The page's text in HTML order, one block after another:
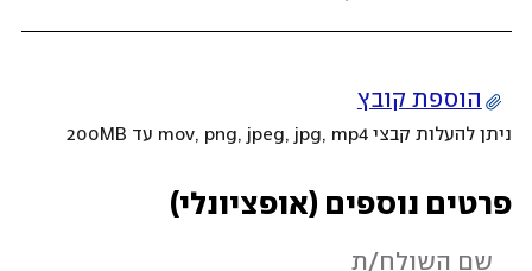
הוספת קובץ
ניתן להעלות קבצי mov, png, jpeg, jpg, mp4 עד 200MB
פרטים נוספים (אופציונלי)